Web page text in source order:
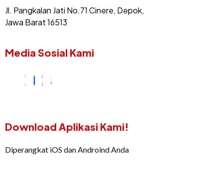
Jl. Pangkalan Jati No.71 Cinere, Depok,
Jawa Barat 16513
Media Sosial Kami
Download Aplikasi Kami!
Diperangkat iOS dan Androind Anda